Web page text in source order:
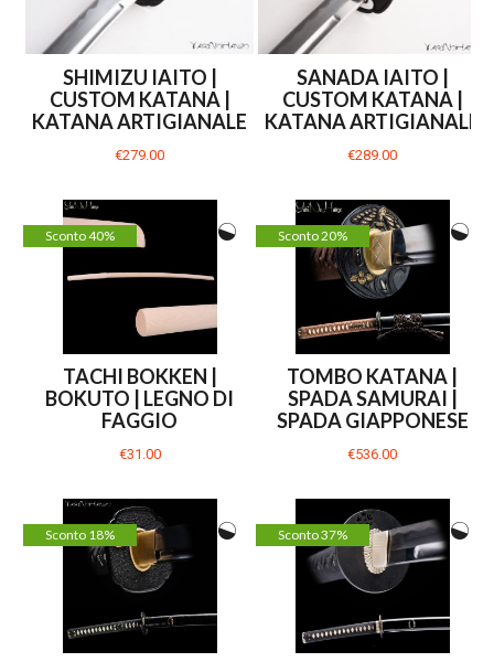
SHIMIZU IAITO |
CUSTOM KATANA |
KATANA ARTIGIANALE
€279.00
SANADA IAITO |
CUSTOM KATANA |
KATANA ARTIGIANALE
€289.00
Sconto 40%
TACHI BOKKEN |
BOKUTO | LEGNO DI
FAGGIO
€31.00
Sconto 20%
TOMBO KATANA |
SPADA SAMURAI |
SPADA GIAPPONESE
€536.00
Sconto 18% Sconto 37%